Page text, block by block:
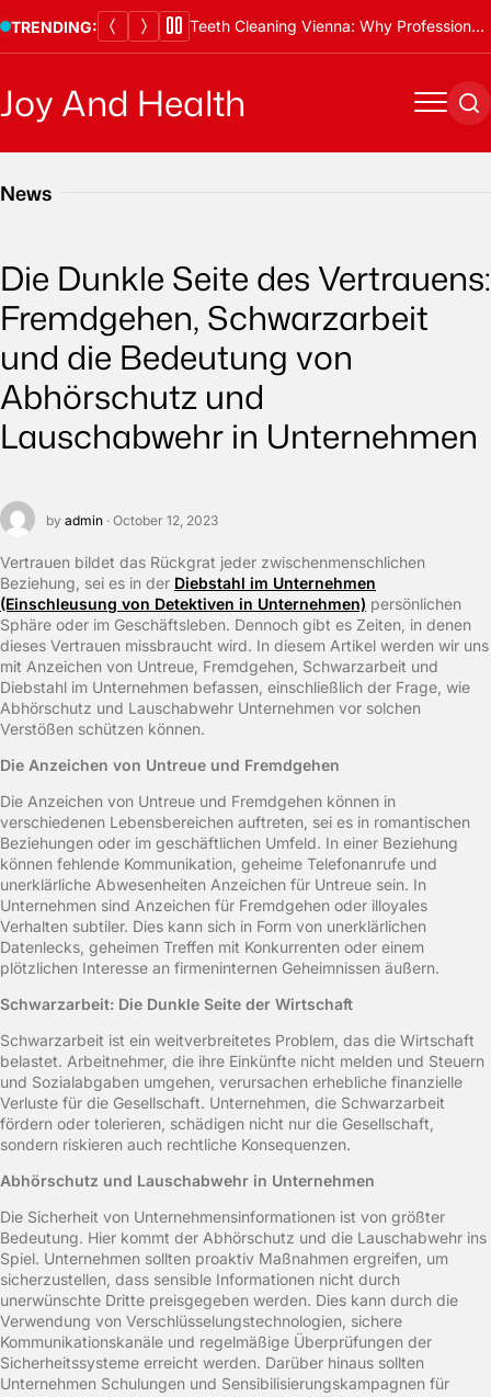
to
TRENDING: Teeth Cleaning Vienna: Why Professional Cleanings Are Essential
Joy And Health Menu
News
Die Dunkle Seite des Vertrauens:
Fremdgehen, Schwarzarbeit
und die Bedeutung von
Abhörschutz und
Lauschabwehr in Unternehmen
by admin · October 12, 2023
Vertrauen bildet das Rückgrat jeder zwischenmenschlichen
Beziehung, sei es in der Diebstahl im Unternehmen
(Einschleusung von Detektiven in Unternehmen) persönlichen
Sphäre oder im Geschäftsleben. Dennoch gibt es Zeiten, in denen
dieses Vertrauen missbraucht wird. In diesem Artikel werden wir uns
mit Anzeichen von Untreue, Fremdgehen, Schwarzarbeit und
Diebstahl im Unternehmen befassen, einschließlich der Frage, wie
Abhörschutz und Lauschabwehr Unternehmen vor solchen
Verstößen schützen können.
Die Anzeichen von Untreue und Fremdgehen
Die Anzeichen von Untreue und Fremdgehen können in
verschiedenen Lebensbereichen auftreten, sei es in romantischen
Beziehungen oder im geschäftlichen Umfeld. In einer Beziehung
können fehlende Kommunikation, geheime Telefonanrufe und
unerklärliche Abwesenheiten Anzeichen für Untreue sein. In
Unternehmen sind Anzeichen für Fremdgehen oder illoyales
Verhalten subtiler. Dies kann sich in Form von unerklärlichen
Datenlecks, geheimen Treffen mit Konkurrenten oder einem
plötzlichen Interesse an firmeninternen Geheimnissen äußern.
Schwarzarbeit: Die Dunkle Seite der Wirtschaft
Schwarzarbeit ist ein weitverbreitetes Problem, das die Wirtschaft
belastet. Arbeitnehmer, die ihre Einkünfte nicht melden und Steuern
und Sozialabgaben umgehen, verursachen erhebliche finanzielle
Verluste für die Gesellschaft. Unternehmen, die Schwarzarbeit
fördern oder tolerieren, schädigen nicht nur die Gesellschaft,
sondern riskieren auch rechtliche Konsequenzen.
Abhörschutz und Lauschabwehr in Unternehmen
Die Sicherheit von Unternehmensinformationen ist von größter
Bedeutung. Hier kommt der Abhörschutz und die Lauschabwehr ins
Spiel. Unternehmen sollten proaktiv Maßnahmen ergreifen, um
sicherzustellen, dass sensible Informationen nicht durch
unerwünschte Dritte preisgegeben werden. Dies kann durch die
Verwendung von Verschlüsselungstechnologien, sichere
Kommunikationskanäle und regelmäßige Überprüfungen der
Sicherheitssysteme erreicht werden. Darüber hinaus sollten
Unternehmen Schulungen und Sensibilisierungskampagnen für